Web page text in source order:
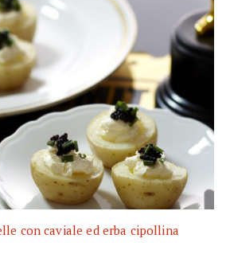
con caviale ed erba cipollina